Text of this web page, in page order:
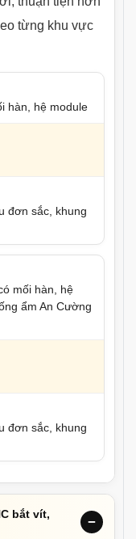
từng khu vực
hàn, hệ module
đơn sắc, khung
mối hàn, hệ
ẩm An Cường
đơn sắc, khung
bắt vít,